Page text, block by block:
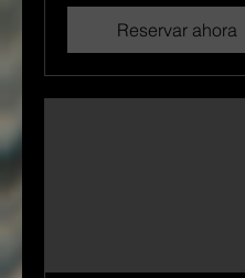
Reservar ahora